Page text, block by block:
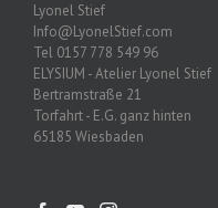
Lyonel Stief
Info@LyonelStief.com
Tel 0157 778 549 96
ELYSIUM - Atelier Lyonel Stief
Bertramstraße 21
Torfahrt - E.G. ganz hinten
65185 Wiesbaden